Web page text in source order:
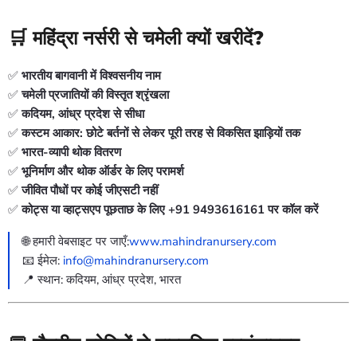
🛒 महिंद्रा नर्सरी से चमेली क्यों खरीदें?
✅ भारतीय बागवानी में विश्वसनीय नाम
✅चमेली प्रजातियों की विस्तृत श्रृंखला
✅कदियम, आंध्र प्रदेश से सीधा
✅कस्टम आकार: छोटे बर्तनों से लेकर पूरी तरह से विकसित झाड़ियों तक
✅ भारत-व्यापी थोक वितरण
✅ भूनिर्माण और थोक ऑर्डर के लिए परामर्श
✅जीवित पौधों पर कोई जीएसटी नहीं
✅कोट्स या व्हाट्सएप पूछताछ के लिए +91 9493616161 पर कॉल करें
🌐 हमारी वेबसाइट पर जाएँ:www.mahindranursery.com
📧 ईमेल: info@mahindranursery.com
📍 स्थान: कदियम, आंध्र प्रदेश, भारत